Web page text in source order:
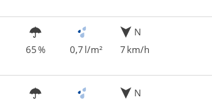
65 % 0,7 l/m²
N
7 km/h
N